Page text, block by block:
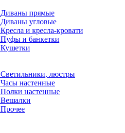
Диваны прямые
Диваны угловые
Кресла и кресла-кровати
Пуфы и банкетки
Кушетки
Светильники, люстры
Часы настенные
Полки настенные
Вешалки
Прочее